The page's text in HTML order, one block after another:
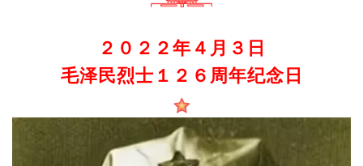
２０２２年４月３日
毛泽民烈士１２６周年纪念日